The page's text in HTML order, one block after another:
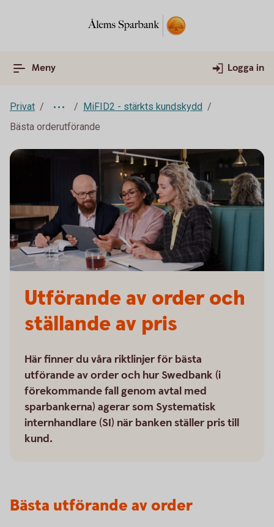
Meny Logga in
Privat
MiFID2 - stärkts kundskydd
Bästa orderutförande
Utförande av order och
ställande av pris
Här finner du våra riktlinjer för bästa
utförande av order och hur Swedbank (i
förekommande fall genom avtal med
sparbankerna) agerar som Systematisk
internhandlare (SI) när banken ställer pris till
kund.
Bästa utförande av order